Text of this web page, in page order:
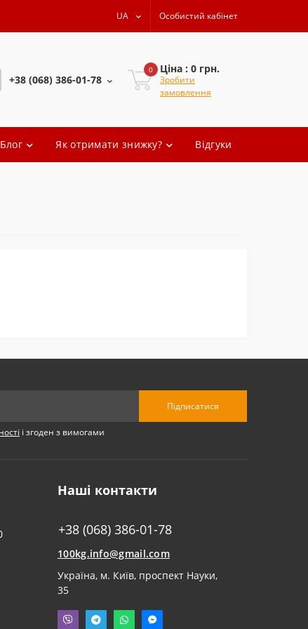
UA Особистий кабінет
+38 (068) 386-01-78
0 Ціна : 0 грн.
Зробити
замовлення
Блог Як отримати знижку? Відгуки
Підписатися
і згоден з вимогами
Наші контакти
+38 (068) 386-01-78
100kg.info@gmail.com
Українa, м. Київ, проспект Науки,
35